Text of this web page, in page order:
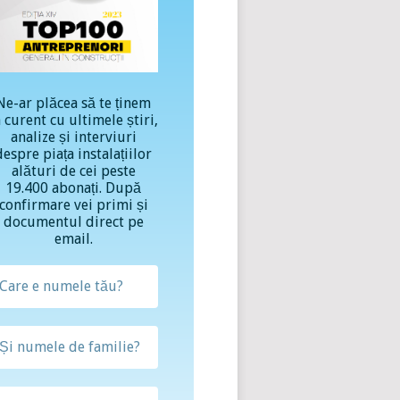
ar plăcea să te ținem
curent cu ultimele știri,
analize și interviuri
piața instalațiilor
alături de cei peste
19.400 abonați. După
vei primi și
documentul direct pe
email.